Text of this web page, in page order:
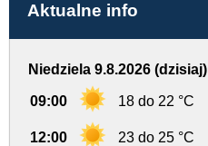
Aktualne info
Niedziela 9.8.2026 (dzisiaj)
09:00 18 do 22 °C
12:00 23 do 25 °C